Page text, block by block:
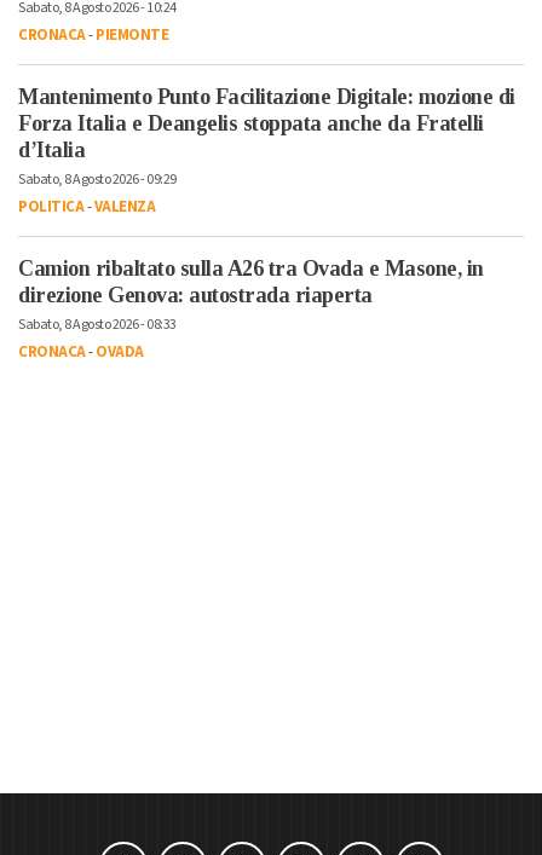
Sabato, 8 Agosto 2026 - 10:24
CRONACA-PIEMONTE
Mantenimento Punto Facilitazione Digitale: mozione di
Forza Italia e Deangelis stoppata anche da Fratelli
d’Italia
Sabato, 8 Agosto 2026 - 09:29
POLITICA-VALENZA
Camion ribaltato sulla A26 tra Ovada e Masone, in
direzione Genova: autostrada riaperta
Sabato, 8 Agosto 2026 - 08:33
CRONACA-OVADA